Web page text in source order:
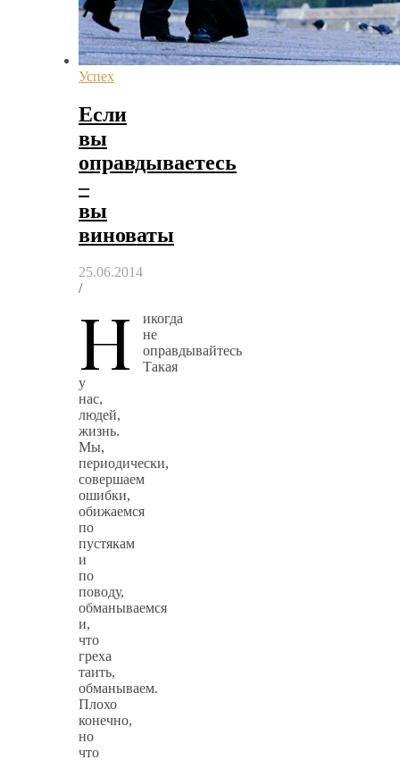
Успех
Если
вы
оправдываетесь
–
вы
виноваты
25.06.2014
/
Н
икогда
не
оправдывайтесь
Такая
у
нас,
людей,
жизнь.
Мы,
периодически,
совершаем
ошибки,
обижаемся
по
пустякам
и
по
поводу,
обманываемся
и,
что
греха
таить,
обманываем.
Плохо
конечно,
но
что